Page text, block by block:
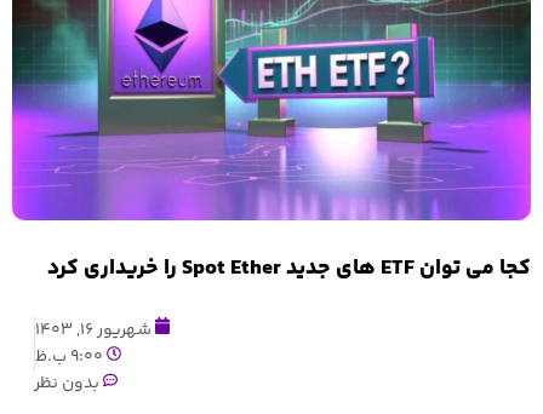
کجا می توان ETF های جدید Spot Ether را خریداری کرد
شهریور 16, 1403
9:00 ب.ظ
بدون نظر